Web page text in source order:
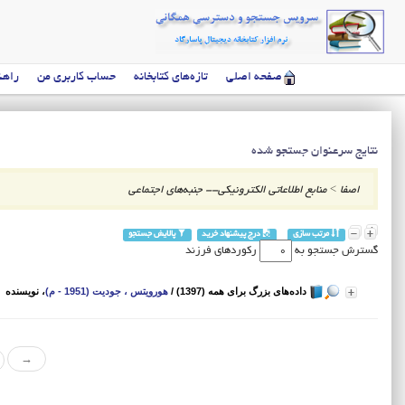
صفحه اصلی تازه‌های کتابخانه حساب کاربری من
نتایج سرعنوان جستجو شده
اصفا >منابع اطلاعاتی الکترونیکی-- جنبه‌های اجتماعی
مرتب سازی درج پیشنهاد خرید پالایش جستجو
گسترش جستجو به رکوردهای فرزند
داده‌های بزرگ برای همه (1397) / هورویتس ، جودیت (1951 - م) ، نویسنده
→